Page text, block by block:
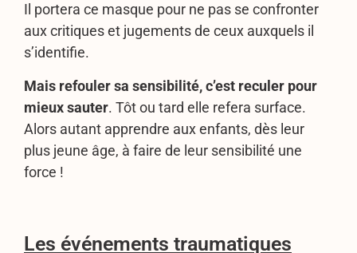
Il portera ce masque pour ne pas se confronter
aux critiques et jugements de ceux auxquels il
s’identifie.
Mais refouler sa sensibilité, c’est reculer pour
mieux sauter. Tôt ou tard elle refera surface.
Alors autant apprendre aux enfants, dès leur
plus jeune âge, à faire de leur sensibilité une
force !
Les événements traumatiques